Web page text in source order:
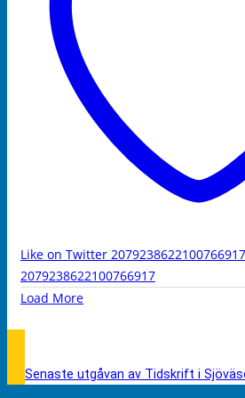
Like on Twitter 2079238622100766917
2079238622100766917
Load More
Senaste utgåvan av Tidskrift i